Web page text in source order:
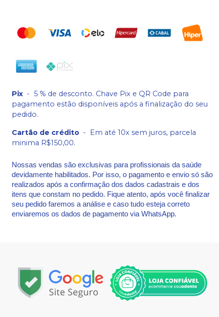
Pix - 5 % de desconto. Chave Pix e QR Code para
pagamento estão disponíveis após a finalização do seu
pedido.
Cartão de crédito - Em até 10x sem juros, parcela
minima R$150,00.
Nossas vendas são exclusivas para profissionais da saúde
devidamente habilitados. Por isso, o pagamento e envio só são
realizados após a confirmação dos dados cadastrais e dos
itens que constam no pedido. Fique atento, após você finalizar
seu pedido faremos a análise e caso tudo esteja correto
enviaremos os dados de pagamento via WhatsApp.